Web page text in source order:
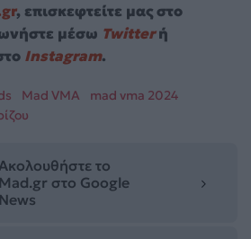
, επισκεφτείτε μας στο
μέσω Twitterή
Instagram.
Mad VMA
mad vma 2024
Ακολουθήστε το
Mad.gr στο Google
News